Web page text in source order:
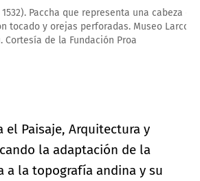
que representa una cabeza de
y orejas perforadas. Museo Larco
de la Fundación Proa
el Paisaje, Arquitectura y
la adaptación de la
a la topografía andina y su